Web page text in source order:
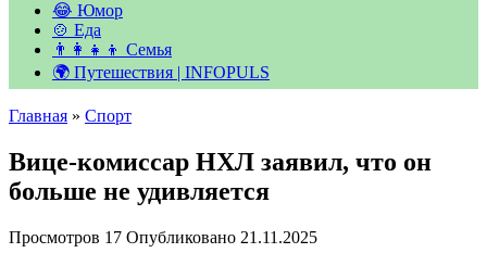
😂 Юмор
🍲 Еда
👨‍👩‍👧‍👦 Семья
🌍 Путешествия | INFOPULS
Главная » Спорт
Вице-комиссар НХЛ заявил, что он
больше не удивляется
Просмотров 17 Опубликовано 21.11.2025